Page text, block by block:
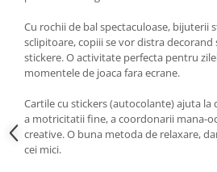
Cu rochii de bal spectaculoase, bijuterii
sclipitoare, copiii se vor distra decorand
stickere. O activitate perfecta pentru
momentele de joaca fara ecrane.
Cartile cu stickers (autocolante) ajuta
a motricitatii fine, a coordonarii mana-
creative. O buna metoda de relaxare,
cei mici.